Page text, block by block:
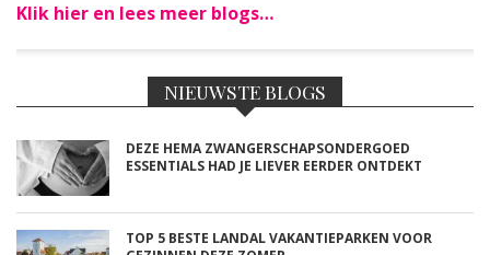
Klik hier en lees meer blogs…
NIEUWSTE BLOGS
DEZE HEMA ZWANGERSCHAPSONDERGOED
ESSENTIALS HAD JE LIEVER EERDER ONTDEKT
TOP 5 BESTE LANDAL VAKANTIEPARKEN VOOR